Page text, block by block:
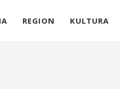
REGION KULTURA